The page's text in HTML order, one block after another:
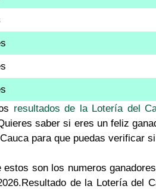
resultados de la Lotería del
saber si eres un feliz
para que puedas verificar
estos son los numeros
de la Lotería del